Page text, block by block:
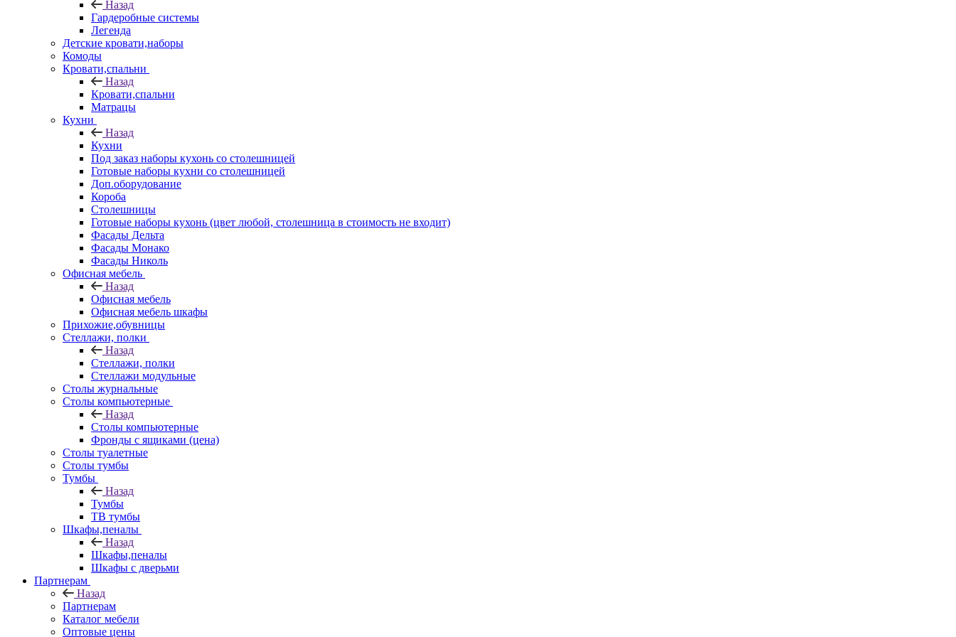
Назад
Гардеробные системы
Легенда
Детские кровати,наборы
Комоды
Кровати,спальни
Назад
Кровати,спальни
Матрацы
Кухни
Назад
Кухни
Под заказ наборы кухонь со столешницей
Готовые наборы кухни со столешницей
Доп.оборудование
Короба
Столешницы
Готовые наборы кухонь (цвет любой, столешница в стоимость не входит)
Фасады Дельта
Фасады Монако
Фасады Николь
Офисная мебель
Назад
Офисная мебель
Офисная мебель шкафы
Прихожие,обувницы
Стеллажи, полки
Назад
Стеллажи, полки
Стеллажи модульные
Столы журнальные
Столы компьютерные
Назад
Столы компьютерные
Фронды с ящиками (цена)
Столы туалетные
Столы тумбы
Тумбы
Назад
Тумбы
ТВ тумбы
Шкафы,пеналы
Назад
Шкафы,пеналы
Шкафы с дверьми
Партнерам
Назад
Партнерам
Каталог мебели
Оптовые цены